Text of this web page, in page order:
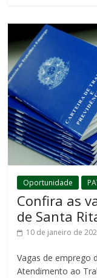
Oportunidade
Confira as
de Santa
10 de janeiro de
Vagas de emprego
Atendimento ao